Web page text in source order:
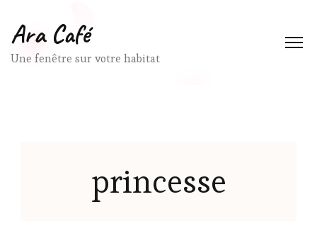
Ara Café
Une fenêtre sur votre habitat
princesse